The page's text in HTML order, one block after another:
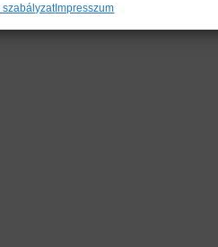
szabályzatImpresszum